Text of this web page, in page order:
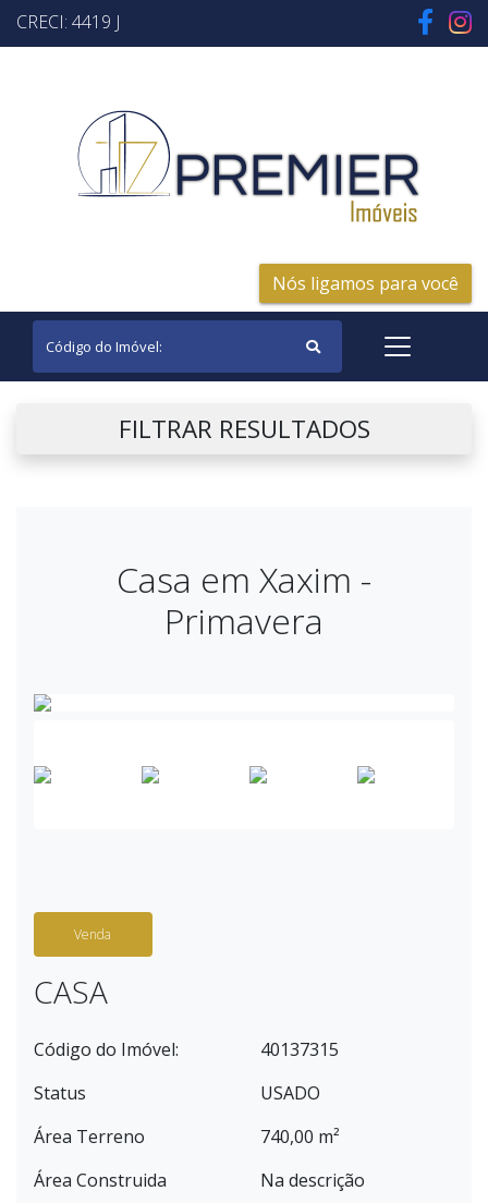
CRECI: 4419 J
Nós ligamos para você
FILTRAR RESULTADOS
Casa em Xaxim -
Primavera
Venda
CASA
Código do Imóvel:
40137315
Status
USADO
Área Terreno
740,00 m²
Área Construida
Na descrição